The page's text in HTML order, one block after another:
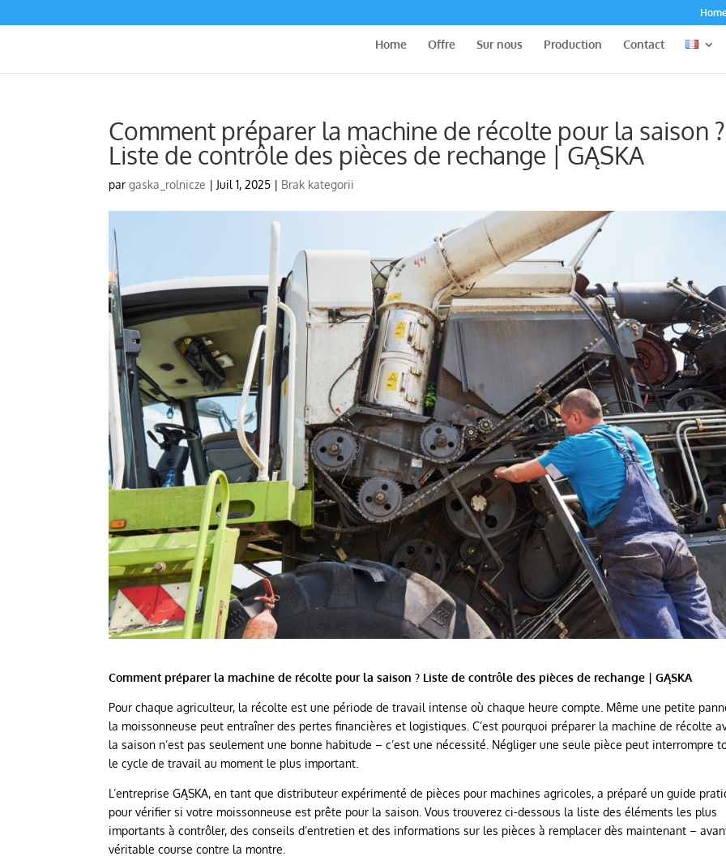
Home Offre Sur nous Production Contact
Comment préparer la machine de récolte pour la saison ?
Liste de contrôle des pièces de rechange | GĄSKA
pargaska_rolnicze | Juil 1, 2025 | Brak kategorii
Comment préparer la machine de récolte pour la saison ? Liste de contrôle des pièces de rechange | GĄSKA
Pour chaque agriculteur, la récolte est une période de travail intense où chaque heure compte. Même une petite
la moissonneuse peut entraîner des pertes financières et logistiques. C’est pourquoi préparer la machine de récolte
la saison n’est pas seulement une bonne habitude – c’est une nécessité. Négliger une seule pièce peut interrompre
le cycle de travail au moment le plus important.
L’entreprise GĄSKA, en tant que distributeur expérimenté de pièces pour machines agricoles, a préparé un guide
pour vérifier si votre moissonneuse est prête pour la saison. Vous trouverez ci-dessous la liste des éléments les plus
importants à contrôler, des conseils d’entretien et des informations sur les pièces à remplacer dès maintenant –
véritable course contre la montre.